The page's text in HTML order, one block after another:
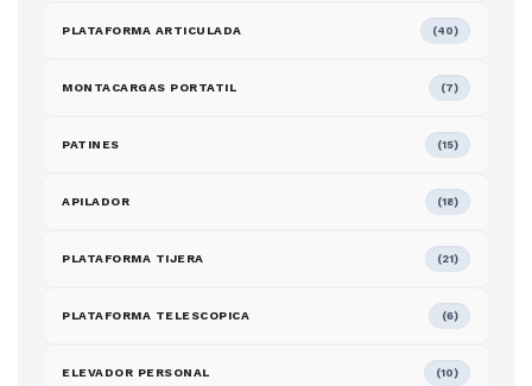
PLATAFORMA ARTICULADA (40)
MONTACARGAS PORTATIL (7)
PATINES (15)
APILADOR (18)
PLATAFORMA TIJERA (21)
PLATAFORMA TELESCOPICA (6)
ELEVADOR PERSONAL (10)